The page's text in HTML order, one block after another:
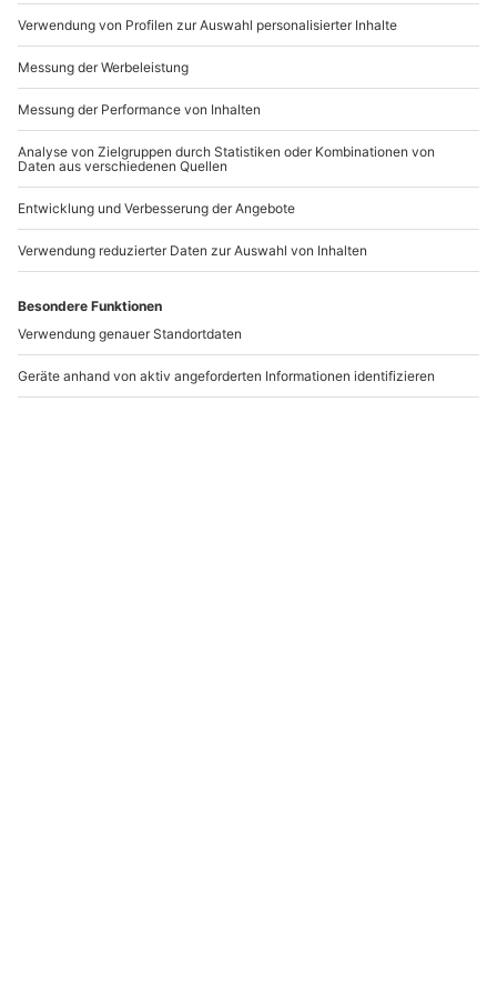
Artikelnummer: 23508
Andere Produkte entdecken
Canyoning
Schnuppertour
Gmunden
Schloss Mirabell in
Salzburg für 2